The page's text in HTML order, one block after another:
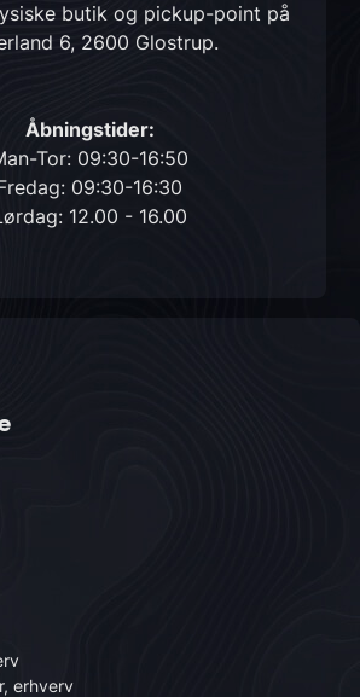
butik og pickup-point på
6, 2600 Glostrup.
Åbningstider:
Tor: 09:30-16:50
09:30-16:30
12.00 - 16.00
erhverv